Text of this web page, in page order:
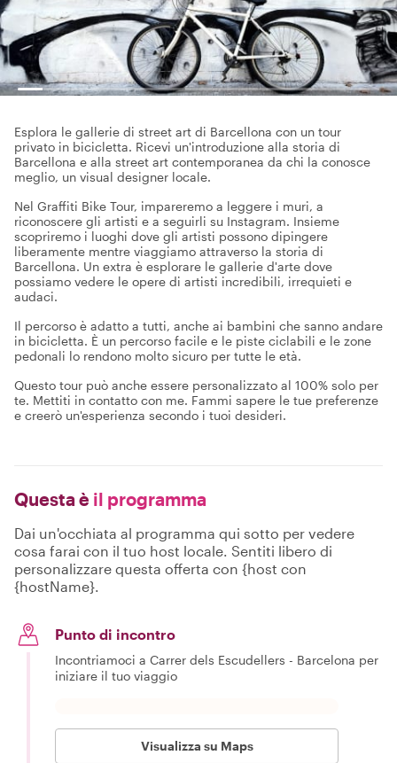
Esplora le gallerie di street art di Barcellona con un tour
privato in bicicletta. Ricevi un'introduzione alla storia di
Barcellona e alla street art contemporanea da chi la conosce
meglio, un visual designer locale.
Nel Graffiti Bike Tour, impareremo a leggere i muri, a
riconoscere gli artisti e a seguirli su Instagram. Insieme
scopriremo i luoghi dove gli artisti possono dipingere
liberamente mentre viaggiamo attraverso la storia di
Barcellona. Un extra è esplorare le gallerie d'arte dove
possiamo vedere le opere di artisti incredibili, irrequieti e
audaci.
Il percorso è adatto a tutti, anche ai bambini che sanno andare
in bicicletta. È un percorso facile e le piste ciclabili e le zone
pedonali lo rendono molto sicuro per tutte le età.
Questo tour può anche essere personalizzato al 100% solo per
te. Mettiti in contatto con me. Fammi sapere le tue preferenze
e creerò un'esperienza secondo i tuoi desideri.
Questa è il programma
Dai un'occhiata al programma qui sotto per vedere
cosa farai con il tuo host locale. Sentiti libero di
personalizzare questa offerta con {host con
{hostName}.
Punto di incontro
Incontriamoci a Carrer dels Escudellers - Barcelona per
iniziare il tuo viaggio
Visualizza su Maps